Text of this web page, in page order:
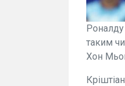
таким
Хон